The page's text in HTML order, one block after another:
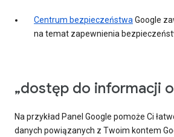
Centrum bezpieczeństwaGoogle
na temat zapewnienia
„dostęp do informacji
Na przykład Panel Google pomoże Ci
danych powiązanych z Twoim kontem